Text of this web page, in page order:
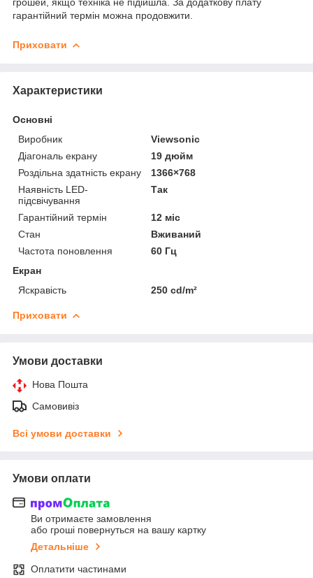
гарантійний термін можна продовжити.
Приховати
Характеристики
Основні
Виробник
Viewsonic
Діагональ екрану
19 дюйм
Роздільна здатність екрану
1366×768
Наявність LED-
підсвічування
Так
Гарантійний термін
12 міс
Стан
Вживаний
Частота поновлення
60 Гц
Екран
Яскравість
250 cd/m²
Приховати
Умови доставки
Нова Пошта
Самовивіз
Всі умови доставки
Умови оплати
Ви отримаєте замовлення
або гроші повернуться на вашу картку
Детальніше
Оплатити частинами